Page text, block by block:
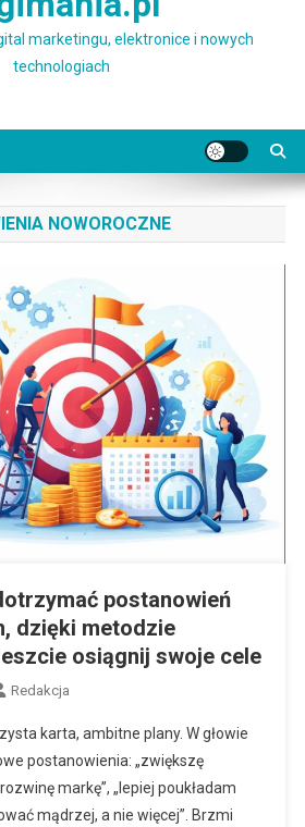
marketingu, elektronice i nowych
technologiach
NOWOROCZNE
postanowień
dzięki metodzie
osiągnij swoje cele
Redakcja
karta, ambitne plany. W głowie
postanowienia: „zwiększę
markę”, „lepiej poukładam
mądrzej, a nie więcej”. Brzmi